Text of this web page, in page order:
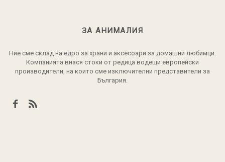
ЗА АНИМАЛИЯ
Ние сме склад на едро за храни и аксесоари за домашни любимци.
Компанията внася стоки от редица водещи европейски
производители, на които сме изключителни представители за
България.